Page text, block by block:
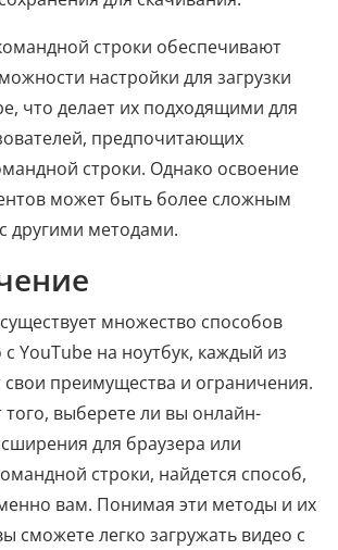
строки обеспечивают
настройки для загрузки
что делает их подходящими для
предпочитающих
строки. Однако освоение
может быть более сложным
другими методами.
множество способов
с YouTube на ноутбук, каждый из
преимущества и ограничения.
выберете ли вы онлайн-
для браузера или
строки, найдется способ,
вам. Понимая эти методы и их
сможете легко загружать видео с